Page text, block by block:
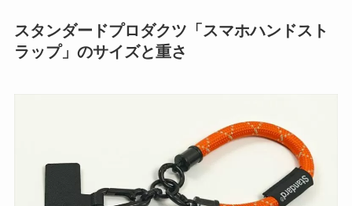
スタンダードプロダクツ「スマホハンドスト
ラップ」のサイズと重さ